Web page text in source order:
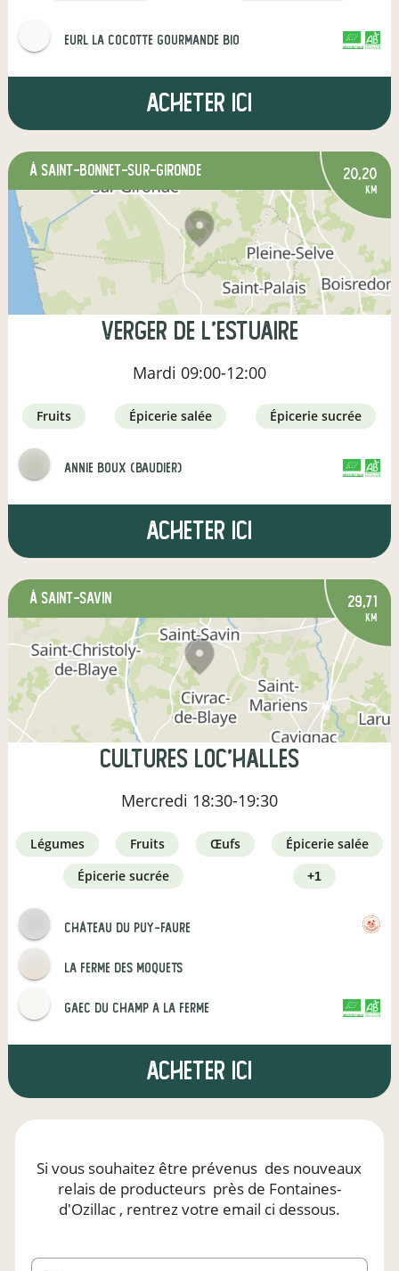
eurl la cocotte gourmande bio
Acheter ici
à Saint-Bonnet-sur-Gironde 20,20
km
Verger de l'estuaire
Mardi 09:00-12:00
fruits épicerie salée épicerie sucrée
annie boux (baudier)
Acheter ici
à Saint-Savin 29,71
km
Cultures loc'Halles
Mercredi 18:30-19:30
légumes fruits œufs
épicerie salée
épicerie sucrée
+1
Château du Puy-Faure
La ferme des moquets
gaec du champ a la ferme
Acheter ici
Si vous souhaitez être prévenus des nouveaux
relais de producteurs près de Fontaines-
d'Ozillac, rentrez votre email ci dessous.